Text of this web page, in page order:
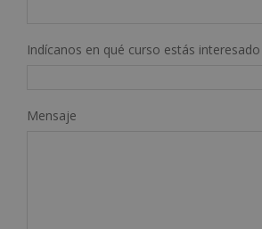
Indícanos en qué curso estás
Mensaje